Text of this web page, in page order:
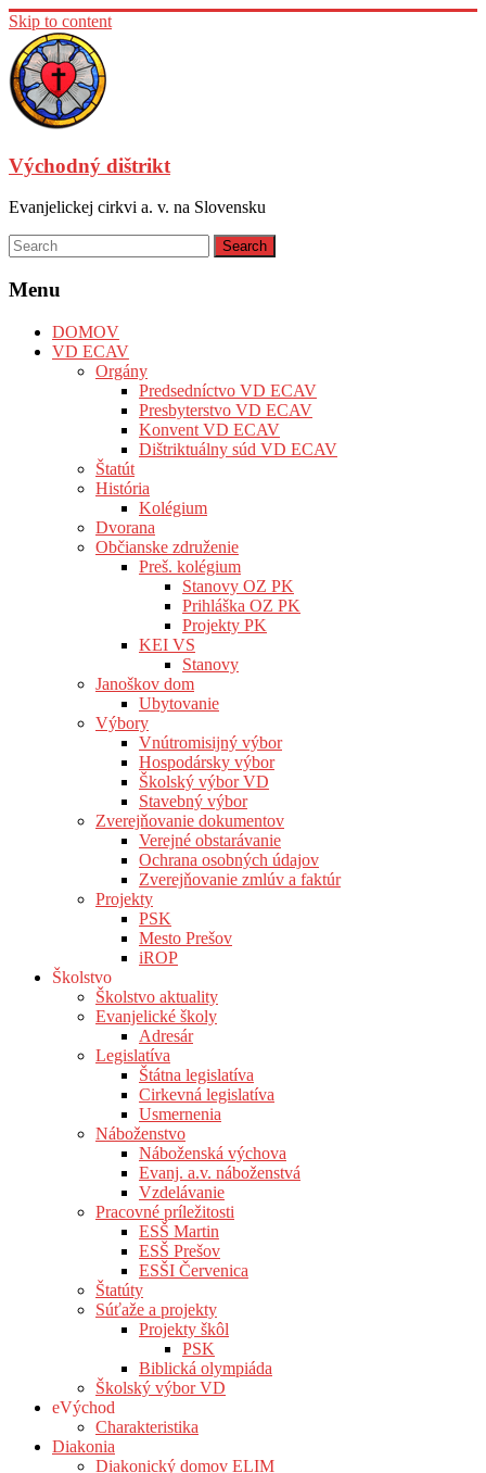
Skip to content
Východný dištrikt
Evanjelickej cirkvi a. v. na Slovensku
Menu
DOMOV
VD ECAV
Orgány
Predsedníctvo VD ECAV
Presbyterstvo VD ECAV
Konvent VD ECAV
Dištriktuálny súd VD ECAV
Štatút
História
Kolégium
Dvorana
Občianske združenie
Preš. kolégium
Stanovy OZ PK
Prihláška OZ PK
Projekty PK
KEI VS
Stanovy
Janoškov dom
Ubytovanie
Výbory
Vnútromisijný výbor
Hospodársky výbor
Školský výbor VD
Stavebný výbor
Zverejňovanie dokumentov
Verejné obstarávanie
Ochrana osobných údajov
Zverejňovanie zmlúv a faktúr
Projekty
PSK
Mesto Prešov
iROP
Školstvo
Školstvo aktuality
Evanjelické školy
Adresár
Legislatíva
Štátna legislatíva
Cirkevná legislatíva
Usmernenia
Náboženstvo
Náboženská výchova
Evanj. a.v. náboženstvá
Vzdelávanie
Pracovné príležitosti
ESŠ Martin
ESŠ Prešov
ESŠI Červenica
Štatúty
Súťaže a projekty
Projekty škôl
PSK
Biblická olympiáda
Školský výbor VD
eVýchod
Charakteristika
Diakonia
Diakonický domov ELIM